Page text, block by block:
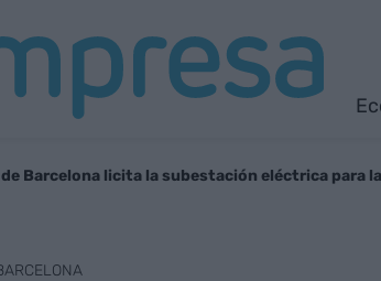
Barcelona licita la subestación eléctrica para